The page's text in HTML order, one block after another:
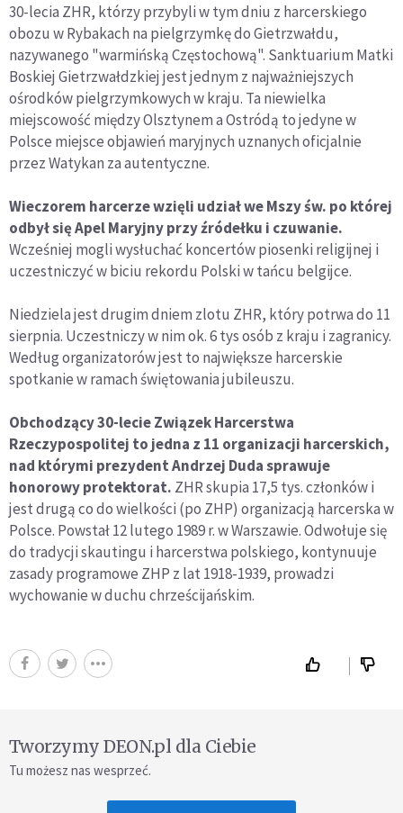
30-lecia ZHR, którzy przybyli w tym dniu z harcerskiego
obozu w Rybakach na pielgrzymkę do Gietrzwałdu,
nazywanego "warmińską Częstochową". Sanktuarium Matki
Boskiej Gietrzwałdzkiej jest jednym z najważniejszych
ośrodków pielgrzymkowych w kraju. Ta niewielka
miejscowość między Olsztynem a Ostródą to jedyne w
Polsce miejsce objawień maryjnych uznanych oficjalnie
przez Watykan za autentyczne.
Wieczorem harcerze wzięli udział we Mszy św. po której
odbył się Apel Maryjny przy źródełku i czuwanie.
Wcześniej mogli wysłuchać koncertów piosenki religijnej i
uczestniczyć w biciu rekordu Polski w tańcu belgijce.
Niedziela jest drugim dniem zlotu ZHR, który potrwa do 11
sierpnia. Uczestniczy w nim ok. 6 tys osób z kraju i zagranicy.
Według organizatorów jest to największe harcerskie
spotkanie w ramach świętowania jubileuszu.
Obchodzący 30-lecie Związek Harcerstwa
Rzeczypospolitej to jedna z 11 organizacji harcerskich,
nad którymi prezydent Andrzej Duda sprawuje
honorowy protektorat. ZHR skupia 17,5 tys. członków i
jest drugą co do wielkości (po ZHP) organizacją harcerska w
Polsce. Powstał 12 lutego 1989 r. w Warszawie. Odwołuje się
do tradycji skautingu i harcerstwa polskiego, kontynuuje
zasady programowe ZHP z lat 1918-1939, prowadzi
wychowanie w duchu chrześcijańskim.
Tworzymy DEON.pl dla Ciebie
Tu możesz nas wesprzeć.